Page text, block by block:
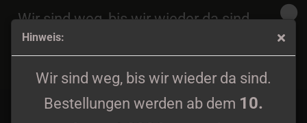
Hinweis:
Wir sind weg, bis wir wieder da sind.
Bestellungen werden ab dem 10.
Wir sind weg, bis wir wieder da sind.
Bestellungen werden ab dem
August 2026
versendet.